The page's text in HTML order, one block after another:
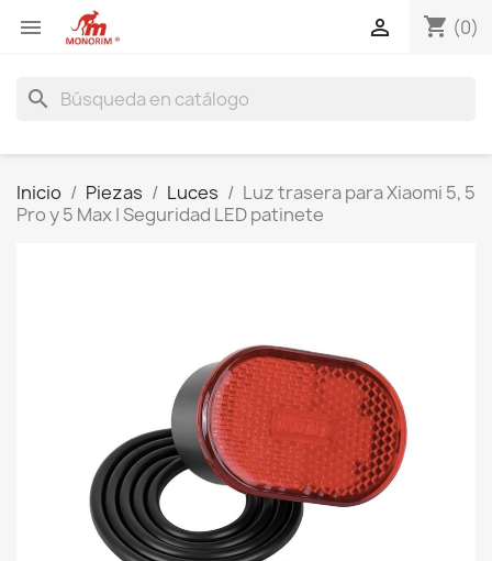
 shopping_cart (0)

search
Inicio Piezas Luces
Luz trasera para Xiaomi 5, 5
Pro y 5 Max | Seguridad LED patinete